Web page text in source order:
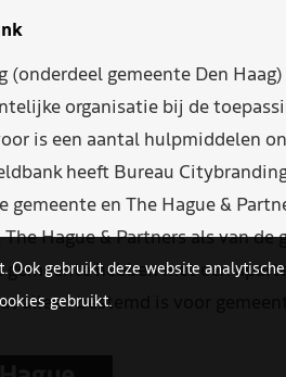
(onderdeel gemeente Den
organisatie bij de
is een aantal hulpmiddelen
heeft Bureau
gemeente en The Hague &
Hague & Partners als van de
gemeente hebben met een
alleen bestemd is voor
gebruikt deze website
gebruikt.